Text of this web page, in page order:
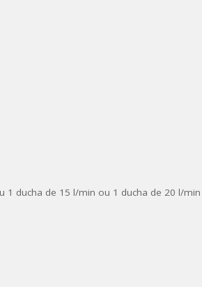
1 ducha de 15 l/min ou 1 ducha de 20 l/min